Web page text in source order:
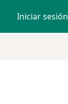
Iniciar sesión